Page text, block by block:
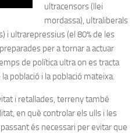
ultracensors (llei
mordassa), ultraliberals
i ultrarepressius (el 80% de les
per a tornar a actuar
de política ultra on es tracta
població i la població mateixa.
i retallades, terreny també
en què controlar els ulls i les
és necessari per evitar que